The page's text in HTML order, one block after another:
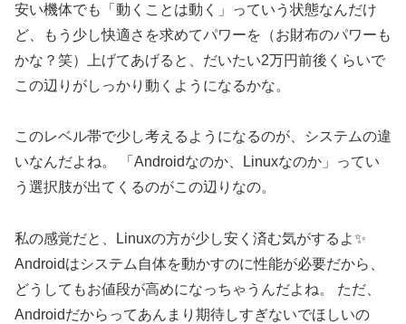
安い機体でも「動くことは動く」っていう状態なんだけ
ど、もう少し快適さを求めてパワーを（お財布のパワーも
かな？笑）上げてあげると、だいたい2万円前後くらいで
この辺りがしっかり動くようになるかな。
このレベル帯で少し考えるようになるのが、システムの違
いなんだよね。 「Androidなのか、Linuxなのか」ってい
う選択肢が出てくるのがこの辺りなの。
私の感覚だと、Linuxの方が少し安く済む気がするよ✨
Androidはシステム自体を動かすのに性能が必要だから、
どうしてもお値段が高めになっちゃうんだよね。 ただ、
Androidだからってあんまり期待しすぎないでほしいの